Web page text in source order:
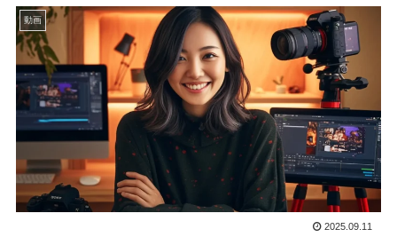
動画
2025.09.11